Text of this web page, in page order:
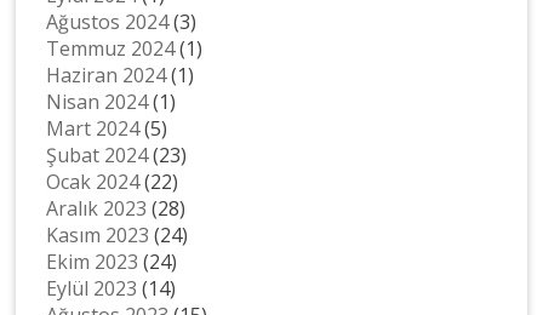
Ağustos 2024(3)
Temmuz 2024(1)
Haziran 2024(1)
Nisan 2024(1)
Mart 2024(5)
Şubat 2024(23)
Ocak 2024(22)
Aralık 2023 (28)
Kasım 2023 (24)
Ekim 2023 (24)
Eylül 2023 (14)